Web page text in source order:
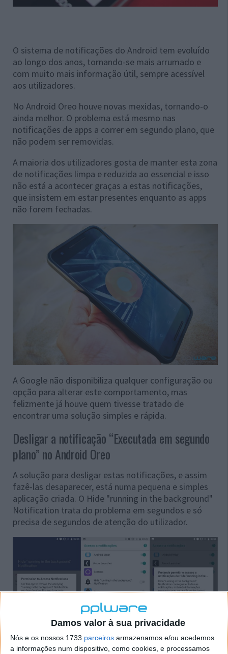
Damos valor à sua privacidade
Nós e os nossos 1733 parceiros armazenamos e/ou acedemos
a informações num dispositivo, como cookies, e processamos
O sistema de notificações do Android tem evoluído
ao longo dos anos, tornando-se mais arrumado e
com muito mais informação útil, sempre acessível
aos utilizadores.
No Android Oreo houve novas mexidas, tornando-o
ainda melhor. O problema está mesmo nas
notificações de apps a correr em segundo plano, que
não podem ser removidas.
A maioria dos utilizadores gosta de manter esta zona
de notificações limpa e reduzida ao essencial e isso
não está a acontecer graças a estas notificações,
que insistem em estar presentes enquanto as apps
não forem fechadas.
A Google não disponibiliza qualquer configuração ou
opção para alterar este comportamento, mas
felizmente já houve quem tivesse tratado de
encontrar uma solução simples e rápida.
Desligar a notificação “Executada em segundo
plano” no Android Oreo
A solução para desligar estas notificações, e assim
fazê-las desaparecer, está numa pequena e simples
aplicação criada. O Hide "running in the background"
Notification trata do problema em segundos e só
precisa de segundos de atenção do utilizador.